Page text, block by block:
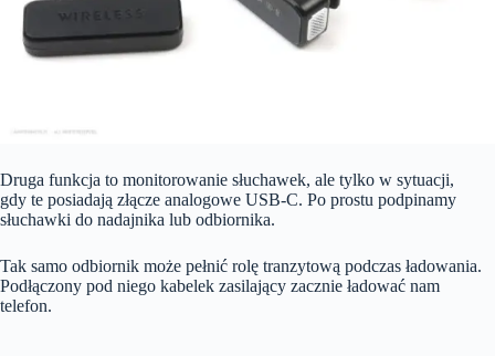
Druga funkcja to monitorowanie słuchawek, ale tylko w sytuacji,
gdy te posiadają złącze analogowe USB-C. Po prostu podpinamy
słuchawki do nadajnika lub odbiornika.
Tak samo odbiornik może pełnić rolę tranzytową podczas ładowania.
Podłączony pod niego kabelek zasilający zacznie ładować nam
telefon.